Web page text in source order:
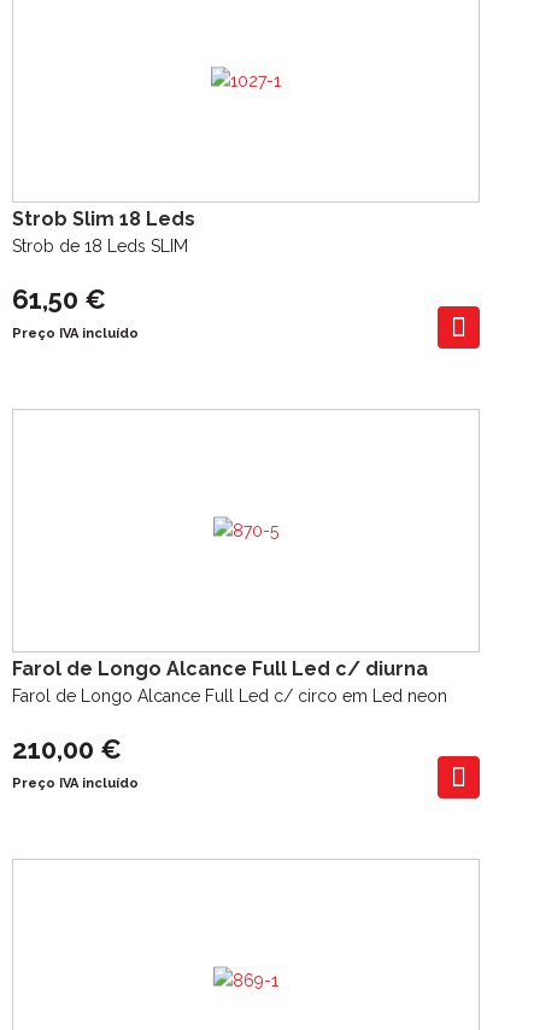
Strob Slim 18 Leds
Strob de 18 Leds SLIM
61,50 €
Preço IVA incluído
Farol de Longo Alcance Full Led c/ diurna
Farol de Longo Alcance Full Led c/ circo em Led neon
210,00 €
Preço IVA incluído